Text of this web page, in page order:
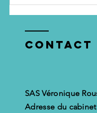
réussite
Contact
SAS Véronique
Adresse du